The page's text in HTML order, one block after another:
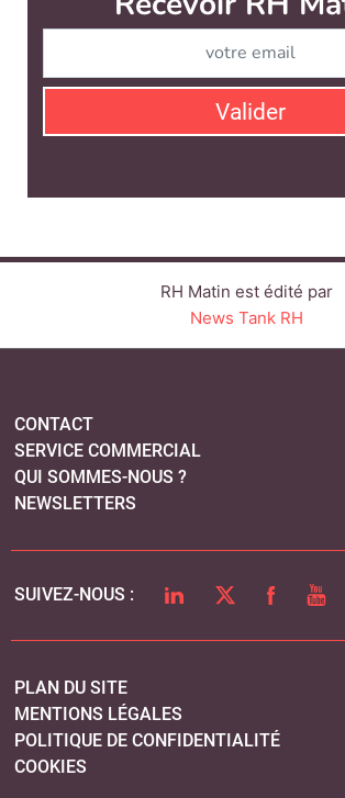
RH Matin est édité par
QUI SOMMES-NOUS ?
LINKEDINTWITTERFACEBOOK
MENTIONS LÉGALES
POLITIQUE DE CONFIDENTIALITÉ
COOKIES